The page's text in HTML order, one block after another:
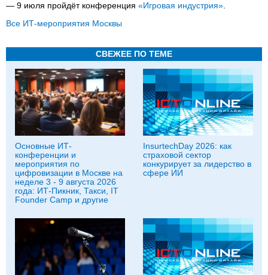
— 9 июля пройдёт конференция «Игровая индустрия»
Все ИТ-мероприятия Москвы
СВЕЖЕЕ ПО ТЕМЕ
Основные ИТ-
конференции и
мероприятия по
цифровизации в Москве на
неделе 3 - 9 августа 2026
года: ИТ-Пикник, Такси, IT
Founder Camp и другие
InsurtechDay 2026: как
страховой сектор
конкурирует за лидерство в
сфере ИИ